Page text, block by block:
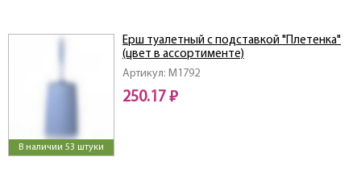
В наличии 53 штуки
Артикул: M1792
Ерш туалетный с подставкой "Плетенка"
(цвет в ассортименте)
250.17 ₽